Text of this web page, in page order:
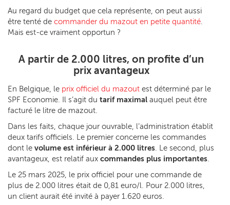
Au regard du budget que cela représente, on peut aussi
être tenté de commander du mazout en petite quantité.
Mais est-ce vraiment opportun ?
A partir de 2.000 litres, on profite d’un
prix avantageux
En Belgique, le prix officiel du mazout est déterminé par le
SPF Economie. Il s’agit du tarif maximal auquel peut être
facturé le litre de mazout.
Dans les faits, chaque jour ouvrable, l’administration établit
deux tarifs officiels. Le premier concerne les commandes
dont le volume est inférieur à 2.000 litres. Le second, plus
avantageux, est relatif aux commandes plus importantes.
Le 25 mars 2025, le prix officiel pour une commande de
plus de 2.000 litres était de 0,81 euro/l. Pour 2.000 litres,
un client aurait été invité à payer 1.620 euros.